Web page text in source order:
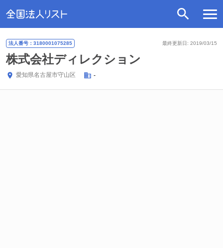
最終更新日: 2019/03/15
法人番号：3180001075285
株式会社ディレクション
愛知県名古屋市守山区 -